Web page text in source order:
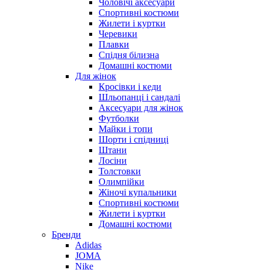
Чоловічі аксесуари
Спортивні костюми
Жилети і куртки
Черевики
Плавки
Спідня білизна
Домашні костюми
Для жінок
Кросівки і кеди
Шльопанці і сандалі
Аксесуари для жінок
Футболки
Майки і топи
Шорти і спідниці
Штани
Лосіни
Толстовки
Олимпійки
Жіночі купальники
Спортивні костюми
Жилети і куртки
Домашні костюми
Бренди
Adidas
JOMA
Nike